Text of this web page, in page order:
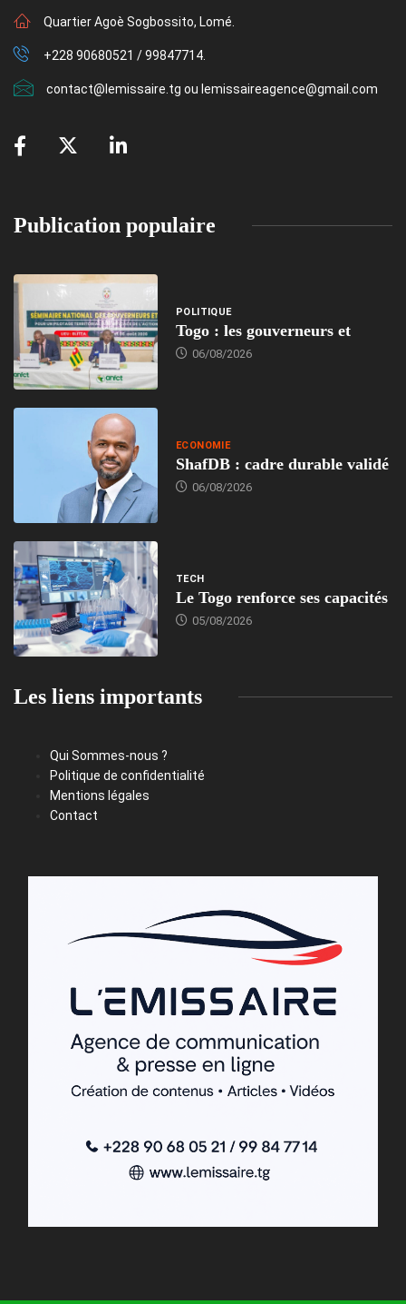
Quartier Agoè Sogbossito, Lomé.
+228 90680521 / 99847714.
contact@lemissaire.tg ou lemissaireagence@gmail.com
Publication populaire
POLITIQUE
Togo : les gouverneurs et
06/08/2026
ECONOMIE
ShafDB : cadre durable validé
06/08/2026
TECH
Le Togo renforce ses capacités
05/08/2026
Les liens importants
Qui Sommes-nous ?
Politique de confidentialité
Mentions légales
Contact